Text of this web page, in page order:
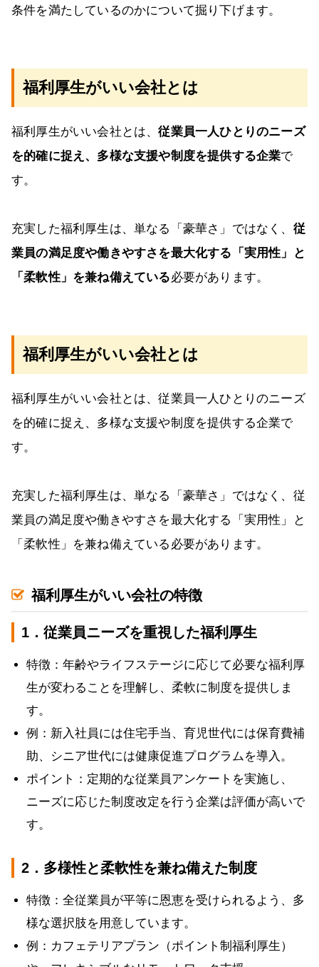
条件を満たしているのかについて掘り下げます。
福利厚生がいい会社とは
福利厚生がいい会社とは、従業員一人ひとりのニーズ
を的確に捉え、多様な支援や制度を提供する企業で
す。
充実した福利厚生は、単なる「豪華さ」ではなく、 従
業員の満足度や働きやすさを最大化する「実用性」と
「柔軟性」を兼ね備えている必要があります。
福利厚生がいい会社とは
福利厚生がいい会社とは、従業員一人ひとりのニーズ
を的確に捉え、多様な支援や制度を提供する企業で
す。
充実した福利厚生は、単なる「豪華さ」ではなく、従
業員の満足度や働きやすさを最大化する「実用性」と
「柔軟性」を兼ね備えている必要があります。
福利厚生がいい会社の特徴
1．従業員ニーズを重視した福利厚生
特徴：年齢やライフステージに応じて必要な福利厚
生が変わることを理解し、柔軟に制度を提供しま
す。
例：新入社員には住宅手当、育児世代には保育費補
助、シニア世代には健康促進プログラムを導入。
ポイント：定期的な従業員アンケートを実施し、
ニーズに応じた制度改定を行う企業は評価が高いで
す。
2．多様性と柔軟性を兼ね備えた制度
特徴：全従業員が平等に恩恵を受けられるよう、多
様な選択肢を用意しています。
例：カフェテリアプラン（ポイント制福利厚生）